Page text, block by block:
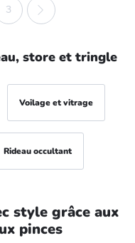
3
store et tringle
Voilage et vitrage
Rideau occultant
style grâce aux
pinces